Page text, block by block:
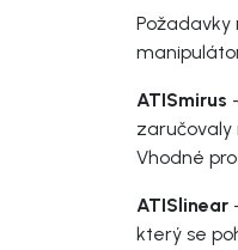
Požadavky
ATISmirus
zaručovaly
Vhodné
ATISlinear
který se